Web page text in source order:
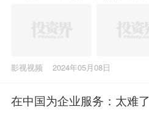
影视视频 2024年05月08日
在中国为企业服务：太难了